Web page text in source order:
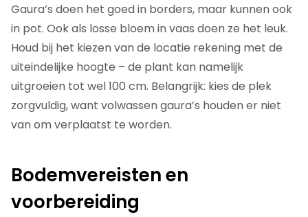
Gaura’s doen het goed in borders, maar kunnen ook
in pot. Ook als losse bloem in vaas doen ze het leuk.
Houd bij het kiezen van de locatie rekening met de
uiteindelijke hoogte – de plant kan namelijk
uitgroeien tot wel 100 cm. Belangrijk: kies de plek
zorgvuldig, want volwassen gaura’s houden er niet
van om verplaatst te worden.
Bodemvereisten en
voorbereiding